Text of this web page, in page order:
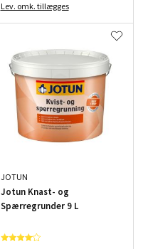
Lev. omk. tillægges
JOTUN
Jotun Knast- og
Spærregrunder 9 L